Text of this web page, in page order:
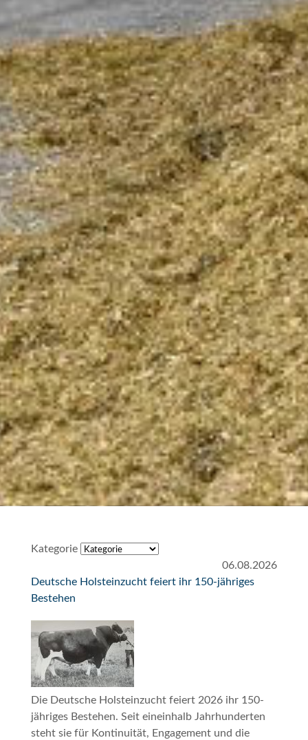
Kategorie
06.08.2026
Deutsche Holsteinzucht feiert ihr 150-jähriges
Bestehen
Die Deutsche Holsteinzucht feiert 2026 ihr 150-
jähriges Bestehen. Seit eineinhalb Jahrhunderten
steht sie für Kontinuität, Engagement und die